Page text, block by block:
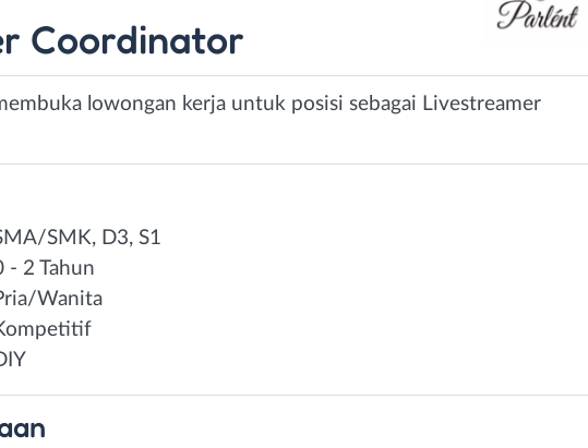
Coordinator
lowongan kerja untuk posisi sebagai Livestreamer
SMK, D3, S1
- 2 Tahun
Wanita